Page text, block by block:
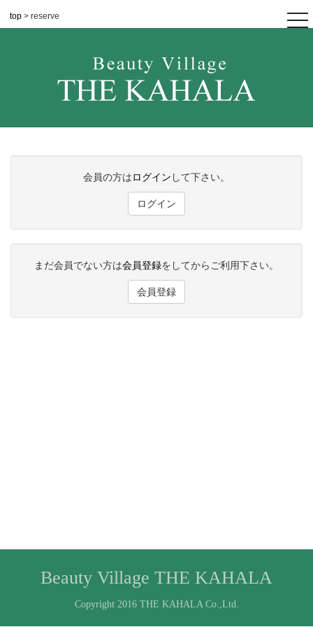
top > reserve
会員の方はログイン して下さい。
ログイン
まだ会員でない方は会員登録をしてからご利用下さい。
会員登録
Beauty Village THE KAHALA
Copyright 2016 THE KAHALA Co.,Ltd.